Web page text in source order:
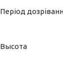
Період
Высота